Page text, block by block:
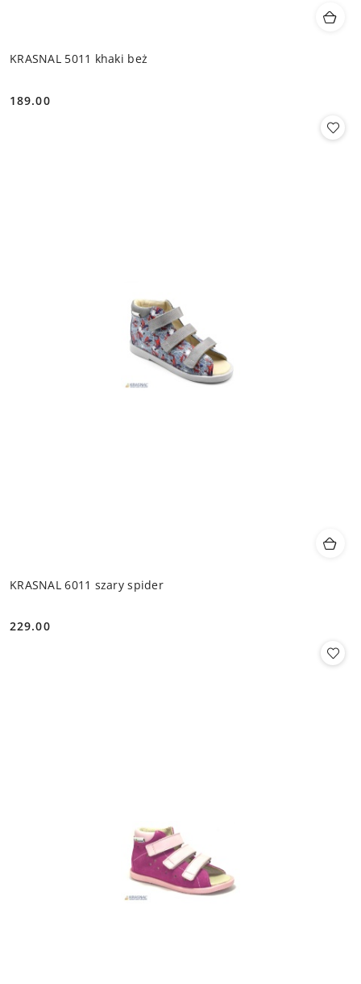
KRASNAL 5011 khaki beż
Cena:
189.00
KRASNAL 6011 szary spider
Cena:
229.00